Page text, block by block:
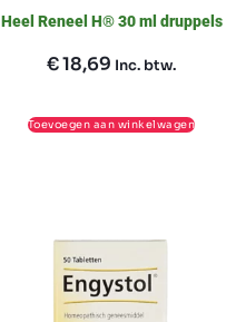
Heel Reneel H® 30 ml druppels
€18,69 Inc. btw.
Toevoegen aan winkelwagen